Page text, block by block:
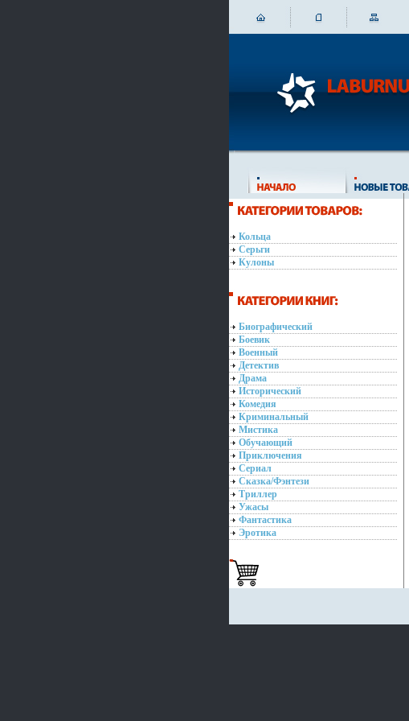
Кольца
Серьги
Кулоны
Биографический
Боевик
Военный
Детектив
Драма
Исторический
Комедия
Криминальный
Мистика
Обучающий
Приключения
Сериал
Сказка/Фэнтези
Триллер
Ужасы
Фантастика
Эротика